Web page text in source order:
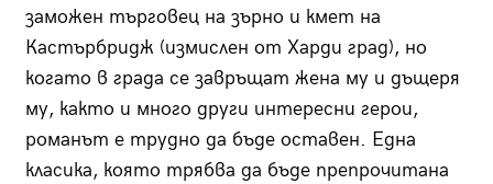
заможен търговец на зърно и кмет на
Кастърбридж (измислен от Харди град), но
когато в града се завръщат жена му и дъщеря
му, както и много други интересни герои,
романът е трудно да бъде оставен. Една
класика, която трябва да бъде препрочитана